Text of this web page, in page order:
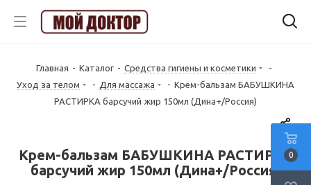
Главная - Каталог - Средства гигиены и косметики
-
Уход за телом
- Для массажа - Крем-бальзам БАБУШКИНА
РАСТИРКА барсучий жир 150мл (Дина+/Россия)
Крем-бальзам БАБУШКИНА РАСТИРКА
барсучий жир 150мл (Дина+/Россия)
0